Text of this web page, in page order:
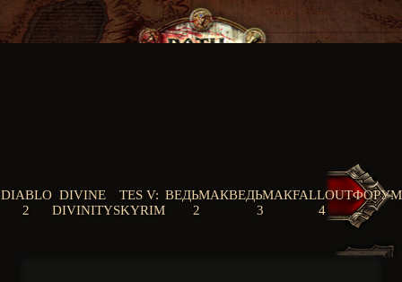
DIABLO
2
DIVINE
DIVINITY
TES V:
SKYRIM
ВЕДЬМАК
2
ВЕДЬМАК
3
FALLOUT
4
ФОРУМ